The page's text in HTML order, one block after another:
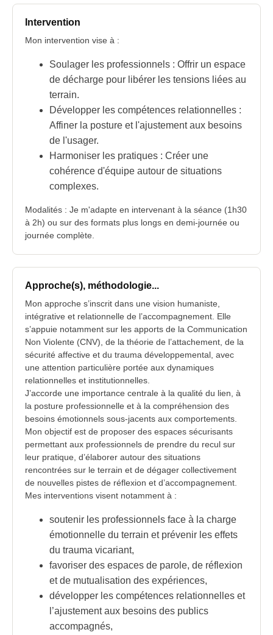
Intervention
Mon intervention vise à :
Soulager les professionnels : Offrir un espace
de décharge pour libérer les tensions liées au
terrain.
Développer les compétences relationnelles :
Affiner la posture et l'ajustement aux besoins
de l'usager.
Harmoniser les pratiques : Créer une
cohérence d'équipe autour de situations
complexes.
Modalités : Je m'adapte en intervenant à la séance (1h30
à 2h) ou sur des formats plus longs en demi-journée ou
journée complète.
Approche(s), méthodologie...
Mon approche s’inscrit dans une vision humaniste,
intégrative et relationnelle de l’accompagnement. Elle
s’appuie notamment sur les apports de la Communication
Non Violente (CNV), de la théorie de l’attachement, de la
sécurité affective et du trauma développemental, avec
une attention particulière portée aux dynamiques
relationnelles et institutionnelles.
J’accorde une importance centrale à la qualité du lien, à
la posture professionnelle et à la compréhension des
besoins émotionnels sous-jacents aux comportements.
Mon objectif est de proposer des espaces sécurisants
permettant aux professionnels de prendre du recul sur
leur pratique, d’élaborer autour des situations
rencontrées sur le terrain et de dégager collectivement
de nouvelles pistes de réflexion et d’accompagnement.
Mes interventions visent notamment à :
soutenir les professionnels face à la charge
émotionnelle du terrain et prévenir les effets
du trauma vicariant,
favoriser des espaces de parole, de réflexion
et de mutualisation des expériences,
développer les compétences relationnelles et
l’ajustement aux besoins des publics
accompagnés,